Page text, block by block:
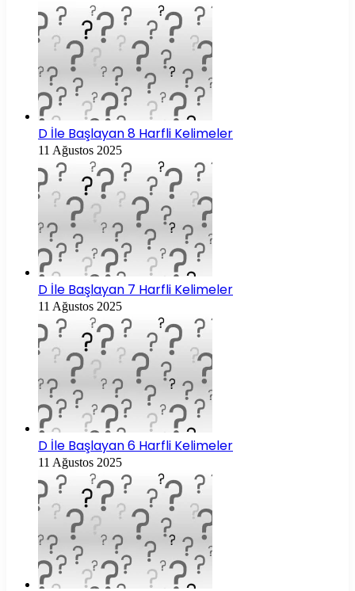
D İle Başlayan 8 Harfli Kelimeler
11 Ağustos 2025
D İle Başlayan 7 Harfli Kelimeler
11 Ağustos 2025
D İle Başlayan 6 Harfli Kelimeler
11 Ağustos 2025